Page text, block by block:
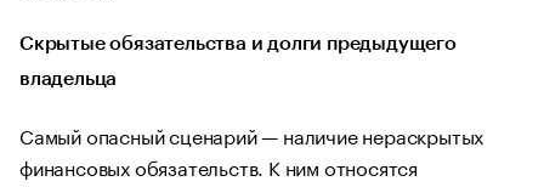
Скрытые обязательства и долги предыдущего
владельца
Самый опасный сценарий — наличие нераскрытых
финансовых обязательств. К ним относятся